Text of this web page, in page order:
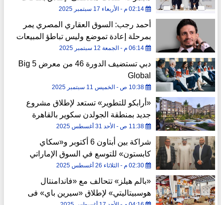
ماستركارد الائتمانية
02:14 م - الأربعاء 17 سبتمبر 2025
أحمد رجب: السوق العقاري المصري يمر
بمرحلة إعادة تموضع وليس تباطؤ المبيعات
06:14 م - الجمعة 12 سبتمبر 2025
دبي تستضيف الدورة 46 من معرض Big 5
Global
10:38 ص - الخميس 11 سبتمبر 2025
«أرابكو للتطوير» تستعد لإطلاق مشروع
جديد بمنطقة الجولدن سكوير بالقاهرة
الجديدة
11:38 ص - الأحد 31 أغسطس 2025
شراكة بين أبتاون 6 أكتوبر و«سكاي
كابستون» للتوسع في السوق الإماراتي
02:30 م - الثلاثاء 26 أغسطس 2025
«بالم هيلز» تتحالف مع «فاندامنتال
هوسبيتاليتي» لإطلاق «سيرين باي» فى